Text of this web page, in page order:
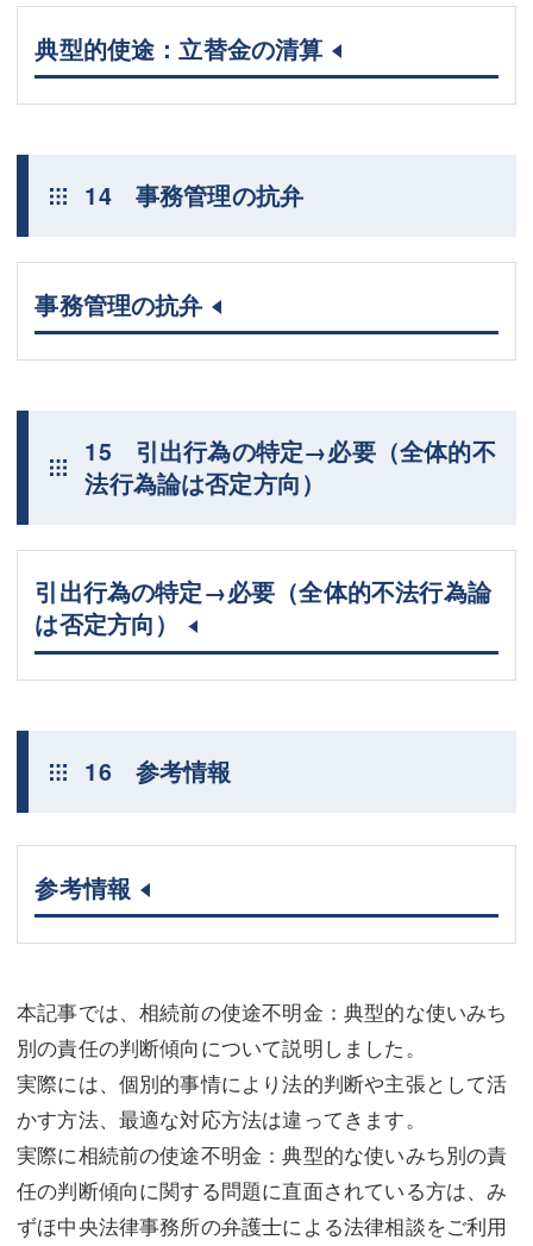
典型的使途：立替金の清算
14 事務管理の抗弁
事務管理の抗弁
15 引出行為の特定→必要（全体的不
法行為論は否定方向）
引出行為の特定→必要（全体的不法行為論
は否定方向）
16 参考情報
参考情報
本記事では、相続前の使途不明金：典型的な使いみち
別の責任の判断傾向について説明しました。
実際には、個別的事情により法的判断や主張として活
かす方法、最適な対応方法は違ってきます。
実際に相続前の使途不明金：典型的な使いみち別の責
任の判断傾向に関する問題に直面されている方は、み
ずほ中央法律事務所の弁護士による法律相談をご利用